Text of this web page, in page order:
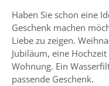
Haben Sie schon eine
Geschenk machen
Liebe zu zeigen.
Jubiläum, eine
Wohnung. Ein
passende Geschenk.